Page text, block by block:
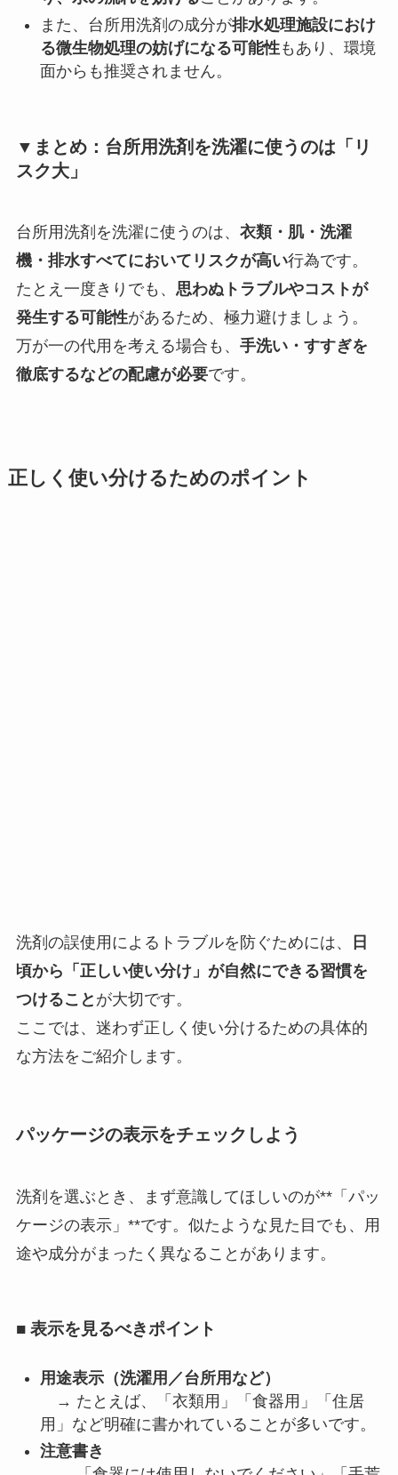
また、台所用洗剤の成分が排水処理施設におけ
る微生物処理の妨げになる可能性もあり、環境
面からも推奨されません。
▼まとめ：台所用洗剤を洗濯に使うのは「リ
スク大」
台所用洗剤を洗濯に使うのは、 衣類・肌・洗濯
機・排水すべてにおいてリスクが高い行為です。
たとえ一度きりでも、 思わぬトラブルやコストが
発生する可能性があるため、極力避けましょう。
万が一の代用を考える場合も、 手洗い・すすぎを
徹底するなどの配慮が必要です。
正しく使い分けるためのポイント
洗剤の誤使用によるトラブルを防ぐためには、
日
頃から「正しい使い分け」が自然にできる習慣を
つけること が大切です。
ここでは、迷わず正しく使い分けるための具体的
な方法をご紹介します。
パッケージの表示をチェックしよう
洗剤を選ぶとき、まず意識してほしいのが**「パッ
ケージの表示」**です。似たような見た目でも、用
途や成分がまったく異なることがあります。
■ 表示を見るべきポイント
用途表示（洗濯用／台所用など）
→ たとえば、「衣類用」「食器用」「住居
用」など明確に書かれていることが多いです。
注意書き